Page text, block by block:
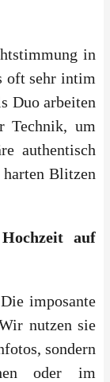
in
oft sehr intim
Duo arbeiten
Technik, um
authentisch
Blitzen
auf
imposante
nutzen sie
sondern
oder im